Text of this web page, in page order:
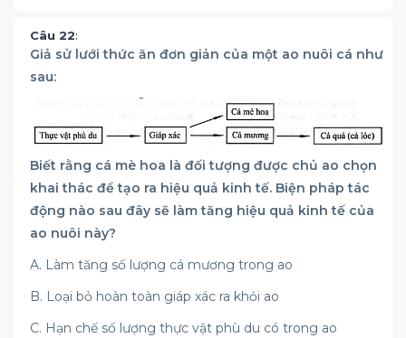
Câu 22:
Giả sử lưới thức ăn đơn giản của một ao nuôi cá như
sau:
Biết rằng cá mè hoa là đối tượng được chủ ao chọn
khai thác để tạo ra hiệu quả kinh tế. Biện pháp tác
động nào sau đây sẽ làm tăng hiệu quả kinh tế của
ao nuôi này?
A. Làm tăng số lượng cá mương trong ao
B. Loại bỏ hoàn toàn giáp xác ra khỏi ao
C. Hạn chế số lượng thực vật phù du có trong ao